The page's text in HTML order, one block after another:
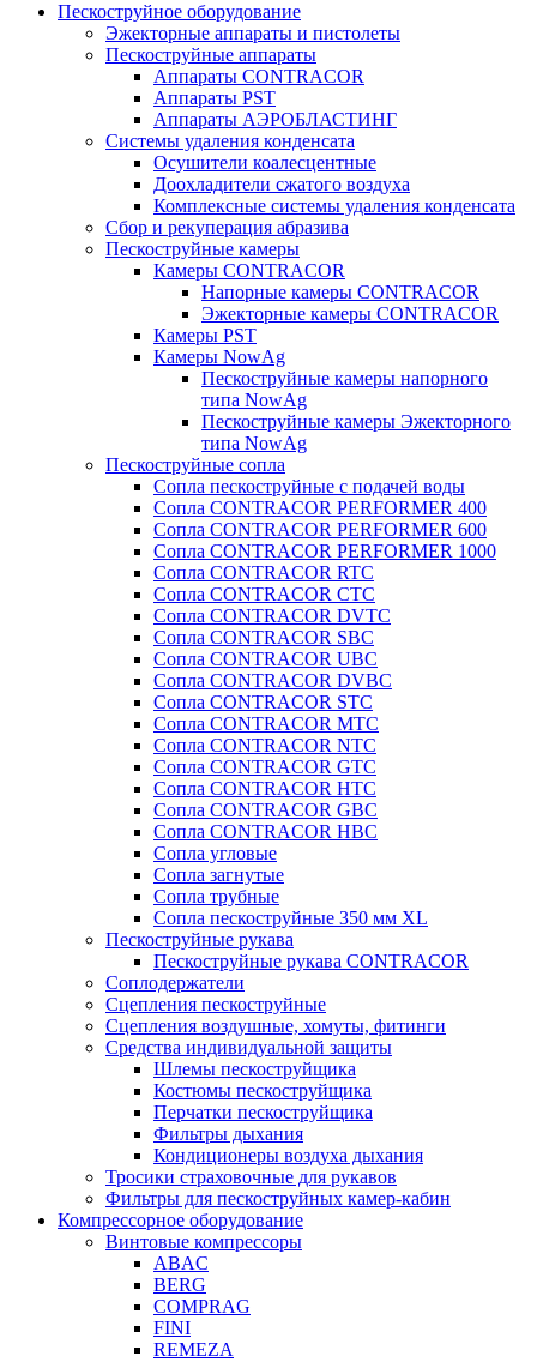
Пескоструйное оборудование
Эжекторные аппараты и пистолеты
Пескоструйные аппараты
Аппараты CONTRACOR
Аппараты PST
Аппараты АЭРОБЛАСТИНГ
Системы удаления конденсата
Осушители коалесцентные
Доохладители сжатого воздуха
Комплексные системы удаления конденсата
Сбор и рекуперация абразива
Пескоструйные камеры
Камеры CONTRACOR
Напорные камеры CONTRACOR
Эжекторные камеры CONTRACOR
Камеры PST
Камеры NowAg
Пескоструйные камеры напорного
типа NowAg
Пескоструйные камеры Эжекторного
типа NowAg
Пескоструйные сопла
Сопла пескоструйные с подачей воды
Сопла CONTRACOR PERFORMER 400
Сопла CONTRACOR PERFORMER 600
Сопла CONTRACOR PERFORMER 1000
Сопла CONTRACOR RTC
Сопла CONTRACOR CTC
Сопла CONTRACOR DVTC
Сопла CONTRACOR SBC
Сопла CONTRACOR UBC
Сопла CONTRACOR DVBC
Сопла CONTRACOR STC
Сопла CONTRACOR MTC
Сопла CONTRACOR NTC
Сопла CONTRACOR GTC
Сопла CONTRACOR HTC
Сопла CONTRACOR GBC
Сопла CONTRACOR HBC
Сопла угловые
Сопла загнутые
Сопла трубные
Сопла пескоструйные 350 мм XL
Пескоструйные рукава
Пескоструйные рукава CONTRACOR
Соплодержатели
Сцепления пескоструйные
Сцепления воздушные, хомуты, фитинги
Средства индивидуальной защиты
Шлемы пескоструйщика
Костюмы пескоструйщика
Перчатки пескоструйщика
Фильтры дыхания
Кондиционеры воздуха дыхания
Тросики страховочные для рукавов
Фильтры для пескоструйных камер-кабин
Компрессорное оборудование
Винтовые компрессоры
ABAC
BERG
COMPRAG
FINI
REMEZA